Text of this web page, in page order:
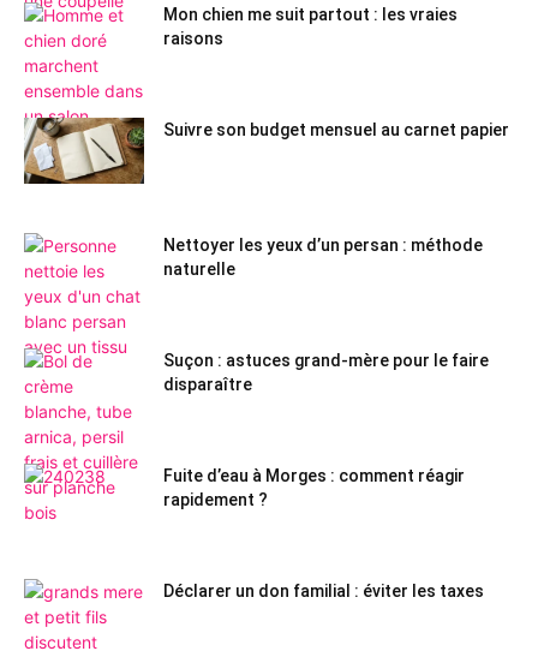
Mon chien me suit partout : les vraies
raisons
Suivre son budget mensuel au carnet papier
Nettoyer les yeux d’un persan : méthode
naturelle
Suçon : astuces grand-mère pour le faire
disparaître
Fuite d’eau à Morges : comment réagir
rapidement ?
Déclarer un don familial : éviter les taxes